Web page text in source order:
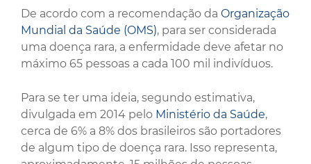
De acordo com a recomendação da Organização
Mundial da Saúde (OMS), para ser considerada
uma doença rara, a enfermidade deve afetar no
máximo 65 pessoas a cada 100 mil indivíduos.
Para se ter uma ideia, segundo estimativa,
divulgada em 2014 pelo Ministério da Saúde,
cerca de 6% a 8% dos brasileiros são portadores
de algum tipo de doença rara. Isso representa,